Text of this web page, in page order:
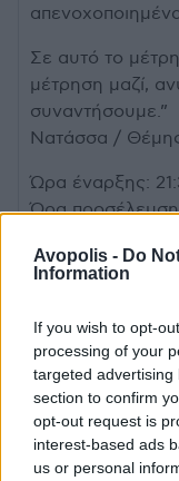
Avopolis - Do
Information
If you wish to opt-
processing of your
targeted
section to confirm
opt-out request is
interest-based ads
us or personal
Σε αυτό το
μέτρηση μαζί,
συναντήσουμε.”
Νατάσσα /
Ώρα έναρξης:
Ώρα
Early Bird: 16€
Προπώληση: 18€
Προπώληση
Νατάσσα
Θέμης
Γεράσιμος